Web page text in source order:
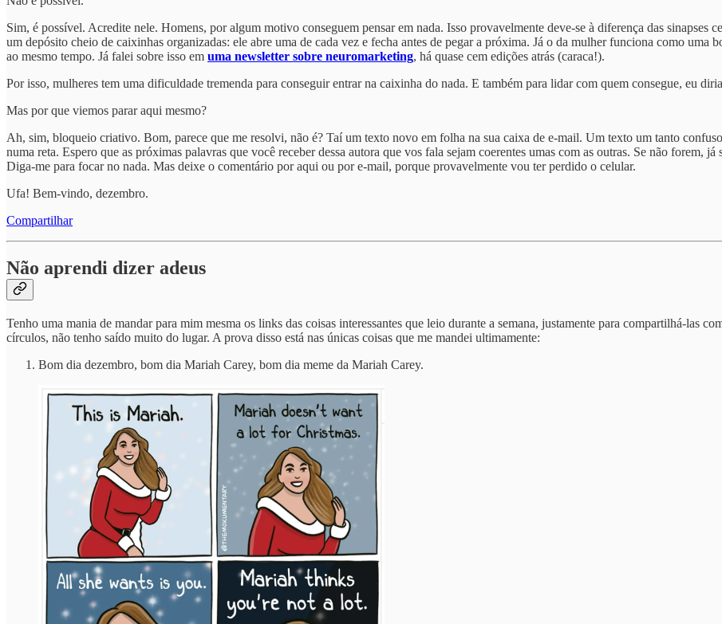
Sim, é possível. Acredite nele. Homens, por algum motivo conseguem pensar em nada. Isso provavelmente deve-se à diferença das sinapses
um depósito cheio de caixinhas organizadas: ele abre uma de cada vez e fecha antes de pegar a próxima. Já o da mulher funciona como
ao mesmo tempo. Já falei sobre isso em uma newsletter sobre neuromarketing, há quase cem edições atrás (caraca!).
Por isso, mulheres tem uma dificuldade tremenda para conseguir entrar na caixinha do nada. E também para lidar com quem consegue, eu
Mas por que viemos parar aqui mesmo?
Ah, sim, bloqueio criativo. Bom, parece que me resolvi, não é? Taí um texto novo em folha na sua caixa de e-mail. Um texto um tanto
numa reta. Espero que as próximas palavras que você receber dessa autora que vos fala sejam coerentes umas com as outras. Se não forem,
Diga-me para focar no nada. Mas deixe o comentário por aqui ou por e-mail, porque provavelmente vou ter perdido o celular.
Ufa! Bem-vindo, dezembro.
Compartilhar
Não aprendi dizer adeus
Tenho uma mania de mandar para mim mesma os links das coisas interessantes que leio durante a semana, justamente para compartilhá-las
círculos, não tenho saído muito do lugar. A prova disso está nas únicas coisas que me mandei ultimamente:
Bom dia dezembro, bom dia Mariah Carey, bom dia meme da Mariah Carey.